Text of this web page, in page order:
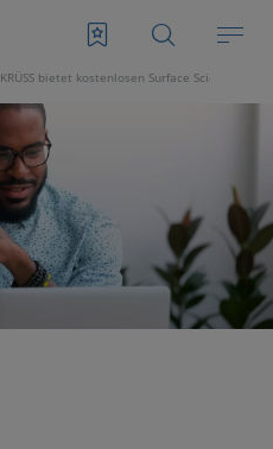
KRÜSS bietet kostenlosen Surface Science